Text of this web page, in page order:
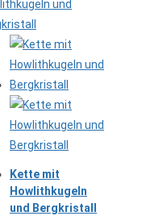
Kette mit
Howlithkugeln
und Bergkristall